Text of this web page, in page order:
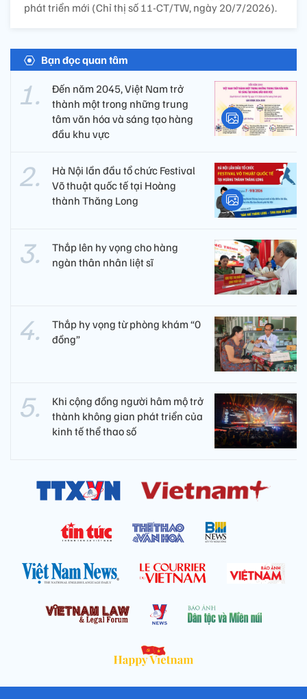
phát triển mới (Chỉ thị số 11-CT/TW, ngày 20/7/2026).
Bạn đọc quan tâm
Đến năm 2045, Việt Nam trở
thành một trong những trung
tâm văn hóa và sáng tạo hàng
đầu khu vực
Hà Nội lần đầu tổ chức Festival
Võ thuật quốc tế tại Hoàng
thành Thăng Long
Thắp lên hy vọng cho hàng
ngàn thân nhân liệt sĩ
Thắp hy vọng từ phòng khám “0
đồng”
Khi cộng đồng người hâm mộ trở
thành không gian phát triển của
kinh tế thể thao số